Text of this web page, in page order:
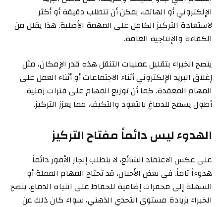
الإلكتروني أو الهاتف، يمكن أن تتطلب دقيقة أو أكثر
لاستعادة التركيز الكامل على المهمة الأصلية. هذا يقلل من
الكفاءة والإنتاجية العامة.
ينصح الخبراء بتقليل عمليات التنقل هذه قدر الإمكان، مثل
إغلاق البريد الإلكتروني أثناء الاجتماعات أو أثناء العمل على
المهام المعقدة. كما أن توزيع المهام على فترات زمنية
أطول يسمح للدماغ بالتعود والتكيف، مما يعزز التركيز.
الهدوء ليس دائماً مفتاح التركيز
على عكس الاعتقاد الشائع، لا يتطلب إنجاز الأمور دائماً
هدوءاً تاماً. في بعض الأحيان، قد تحتاج المهام المملة أو
السهلة إلى محفزات إضافية للحفاظ على انتباه الدماغ. ينصح
الخبراء بزيادة مستوى التحدي الذهني، سواء كان ذلك عن